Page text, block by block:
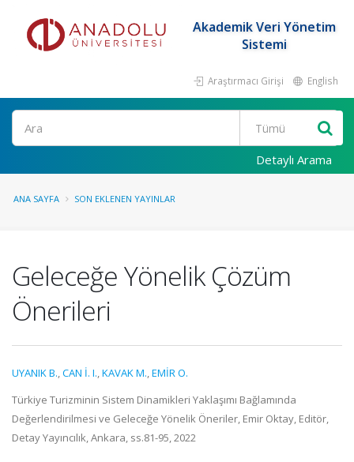
Akademik Veri Yönetim
Sistemi
Araştırmacı Girişi English
Ara
Detaylı Arama
ANA SAYFA SON EKLENEN YAYINLAR
Geleceğe Yönelik Çözüm
Önerileri
UYANIK B.,CAN İ. I.,KAVAK M.,EMİR O.
Türkiye Turizminin Sistem Dinamikleri Yaklaşımı Bağlamında
Değerlendirilmesi ve Geleceğe Yönelik Öneriler, Emir Oktay, Editör,
Detay Yayıncılık, Ankara, ss.81-95, 2022